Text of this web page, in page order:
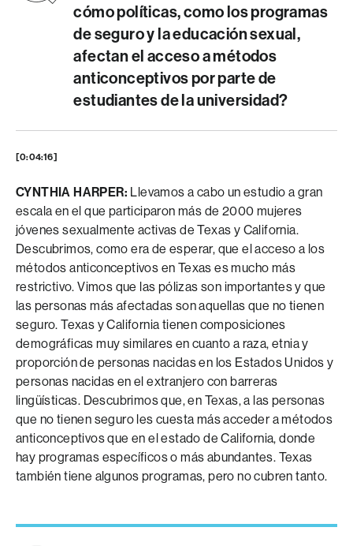
cómo políticas, como los programas
de seguro y la educación sexual,
afectan el acceso a métodos
anticonceptivos por parte de
estudiantes de la universidad?
[0:04:16]
CYNTHIA HARPER: Llevamos a cabo un estudio a gran
escala en el que participaron más de 2000 mujeres
jóvenes sexualmente activas de Texas y California.
Descubrimos, como era de esperar, que el acceso a los
métodos anticonceptivos en Texas es mucho más
restrictivo. Vimos que las pólizas son importantes y que
las personas más afectadas son aquellas que no tienen
seguro. Texas y California tienen composiciones
demográficas muy similares en cuanto a raza, etnia y
proporción de personas nacidas en los Estados Unidos y
personas nacidas en el extranjero con barreras
lingüísticas. Descubrimos que, en Texas, a las personas
que no tienen seguro les cuesta más acceder a métodos
anticonceptivos que en el estado de California, donde
hay programas específicos o más abundantes. Texas
también tiene algunos programas, pero no cubren tanto.